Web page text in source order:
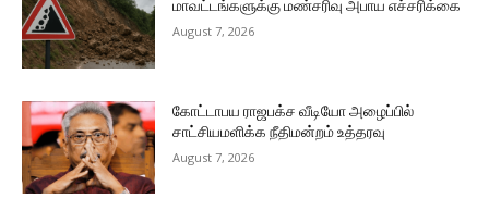
மாவட்டங்களுக்கு மண்சரிவு அபாய எச்சரிக்கை
August 7, 2026
கோட்டாபய ராஜபக்ச வீடியோ அழைப்பில்
சாட்சியமளிக்க நீதிமன்றம் உத்தரவு
August 7, 2026